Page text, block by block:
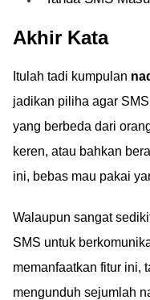
Akhir Kata
Itulah tadi kumpulan
jadikan piliha agar
yang berbeda dari
keren, atau bahkan
ini, bebas mau pakai
Walaupun sangat
SMS untuk
memanfaatkan fitur ini,
mengunduh sejumlah